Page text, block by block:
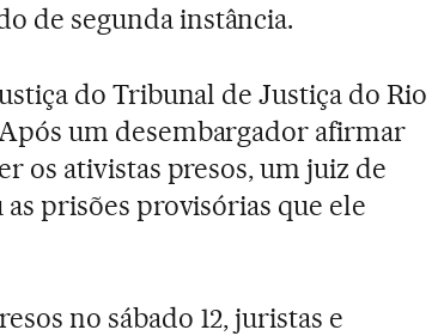
de segunda instância.
do Tribunal de Justiça do Rio
um desembargador afirmar
os ativistas presos, um juiz de
prisões provisórias que ele
no sábado 12, juristas e